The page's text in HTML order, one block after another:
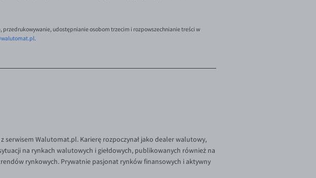
udostępnianie osobom trzecim i rozpowszechnianie treści w
.
Walutomat.pl. Karierę rozpoczynał jako dealer walutowy,
na rynkach walutowych i giełdowych, publikowanych również na
rynkowych. Prywatnie pasjonat rynków finansowych i aktywny